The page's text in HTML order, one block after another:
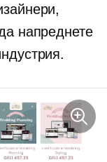
напреднете